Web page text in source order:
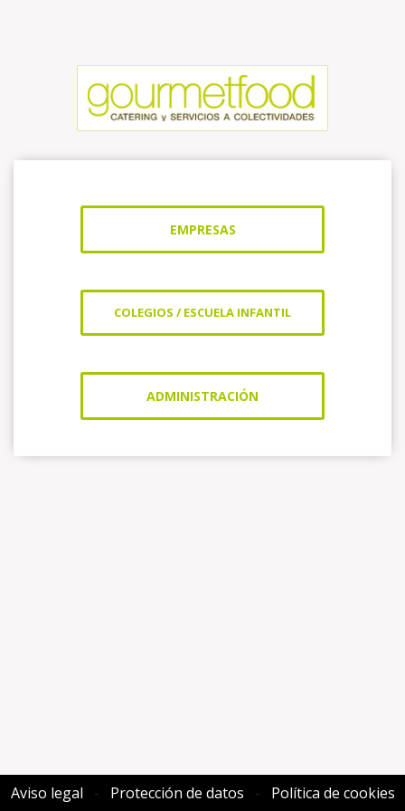
EMPRESAS
COLEGIOS / ESCUELA INFANTIL
ADMINISTRACIÓN
Aviso legal - Protección de datos - Política de cookies